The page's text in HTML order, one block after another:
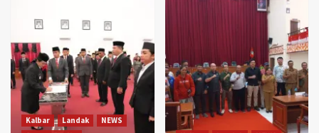
Kalbar Landak
NEWS